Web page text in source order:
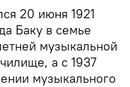
20 июня 1921
Баку в семье
музыкальной
а с 1937
музыкального